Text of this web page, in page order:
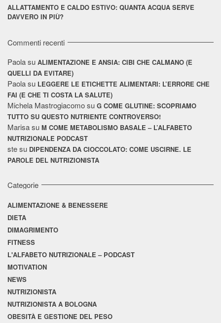
ALLATTAMENTO E CALDO ESTIVO: QUANTA ACQUA SERVE
DAVVERO IN PIÙ?
Commenti recenti
Paolasu ALIMENTAZIONE E ANSIA: CIBI CHE CALMANO (E
QUELLI DA EVITARE)
Paolasu LEGGERE LE ETICHETTE ALIMENTARI: L’ERRORE CHE
FAI (E CHE TI COSTA LA SALUTE)
Michela Mastrogiacomosu G COME GLUTINE: SCOPRIAMO
TUTTO SU QUESTO NUTRIENTE CONTROVERSO!
Marisasu M COME METABOLISMO BASALE – L’ALFABETO
NUTRIZIONALE PODCAST
stesu DIPENDENZA DA CIOCCOLATO: COME USCIRNE. LE
PAROLE DEL NUTRIZIONISTA
Categorie
ALIMENTAZIONE & BENESSERE
DIETA
DIMAGRIMENTO
FITNESS
L'ALFABETO NUTRIZIONALE – PODCAST
MOTIVATION
NEWS
NUTRIZIONISTA
NUTRIZIONISTA A BOLOGNA
OBESITÀ E GESTIONE DEL PESO